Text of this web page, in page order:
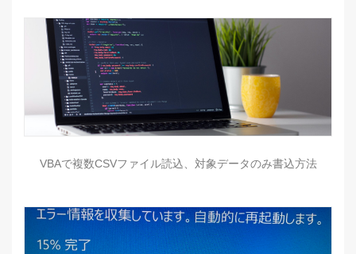
VBAで複数CSVファイル読込、対象データのみ書込方法